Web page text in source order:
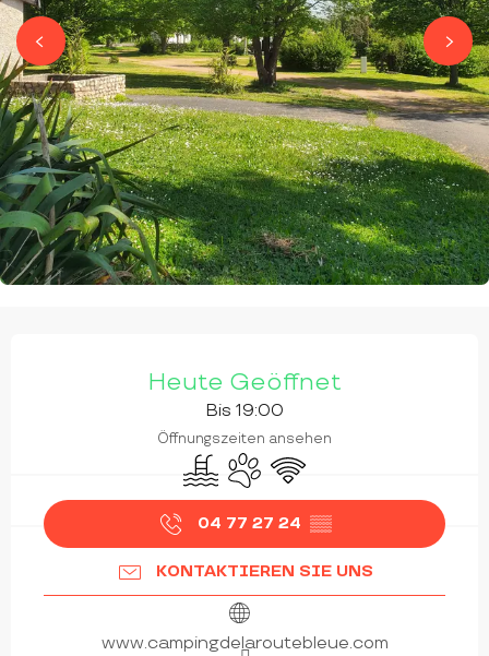
Heute Geöffnet
Bis 19:00
Öffnungszeiten ansehen
Schwimmbad
Tiere erlaubt
Wi-Fi
04 77 27 24 ▒▒
KONTAKTIEREN SIE UNS
www.campingdelaroutebleue.com